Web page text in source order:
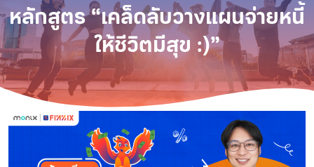
หลักสูตร “เคล็ดลับวางแผนจ่ายหนี้
ให้ชีวิตมีสุข :)”